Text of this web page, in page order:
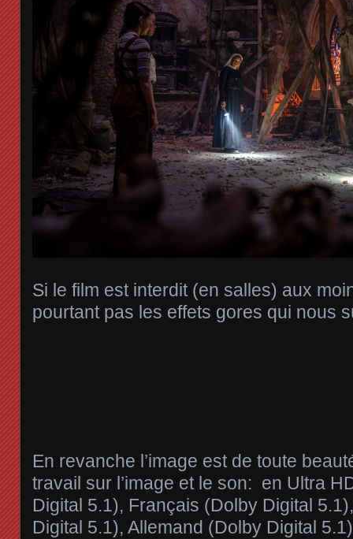
Si le film est interdit (en salles) aux
pourtant pas les effets gores qui nous
En revanche l’image est de toute
travail sur l’image et le son: en Ultra
Digital 5.1), Français (Dolby Digital
Digital 5.1), Allemand (Dolby Digital 5.1)